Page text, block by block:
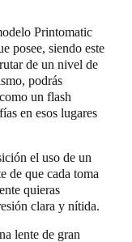
Printomatic
posee, siendo este
de un nivel de
podrás
un flash
en esos lugares
el uso de un
de que cada toma
quieras
clara y nítida.
lente de gran